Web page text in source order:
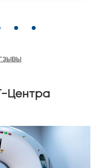
Центра